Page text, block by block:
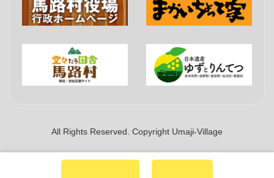
All Rights Reserved. Copyright Umaji-Village